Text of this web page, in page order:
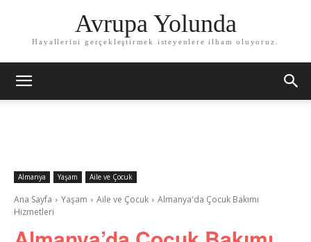
Avrupa Yolunda
Hayallerini gerçekleştirmek isteyenlere ilham oluyoruz.
Almanya Yaşam Aile ve Çocuk
Ana Sayfa Yaşam Aile ve Çocuk
Almanya'da Çocuk Bakımı
Hizmetleri